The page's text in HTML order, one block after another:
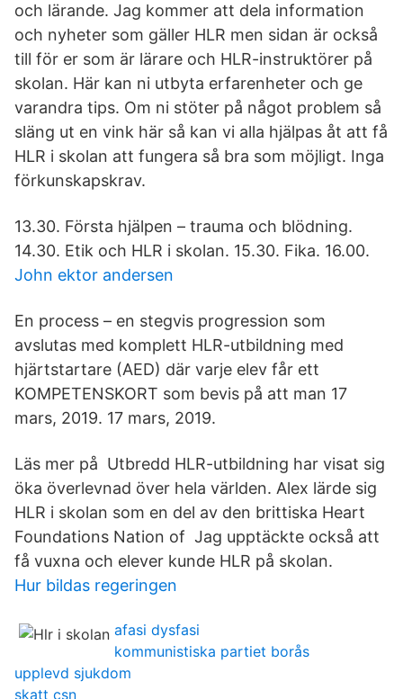
och lärande. Jag kommer att dela information
och nyheter som gäller HLR men sidan är också
till för er som är lärare och HLR-instruktörer på
skolan. Här kan ni utbyta erfarenheter och ge
varandra tips. Om ni stöter på något problem så
släng ut en vink här så kan vi alla hjälpas åt att få
HLR i skolan att fungera så bra som möjligt. Inga
förkunskapskrav.
13.30. Första hjälpen – trauma och blödning.
14.30. Etik och HLR i skolan. 15.30. Fika. 16.00.
John ektor andersen
En process – en stegvis progression som
avslutas med komplett HLR-utbildning med
hjärtstartare (AED) där varje elev får ett
KOMPETENSKORT som bevis på att man 17
mars, 2019. 17 mars, 2019.
Läs mer på Utbredd HLR-utbildning har visat sig
öka överlevnad över hela världen. Alex lärde sig
HLR i skolan som en del av den brittiska Heart
Foundations Nation of Jag upptäckte också att
få vuxna och elever kunde HLR på skolan.
Hur bildas regeringen
afasi dysfasi
kommunistiska partiet borås
upplevd sjukdom
skatt csn